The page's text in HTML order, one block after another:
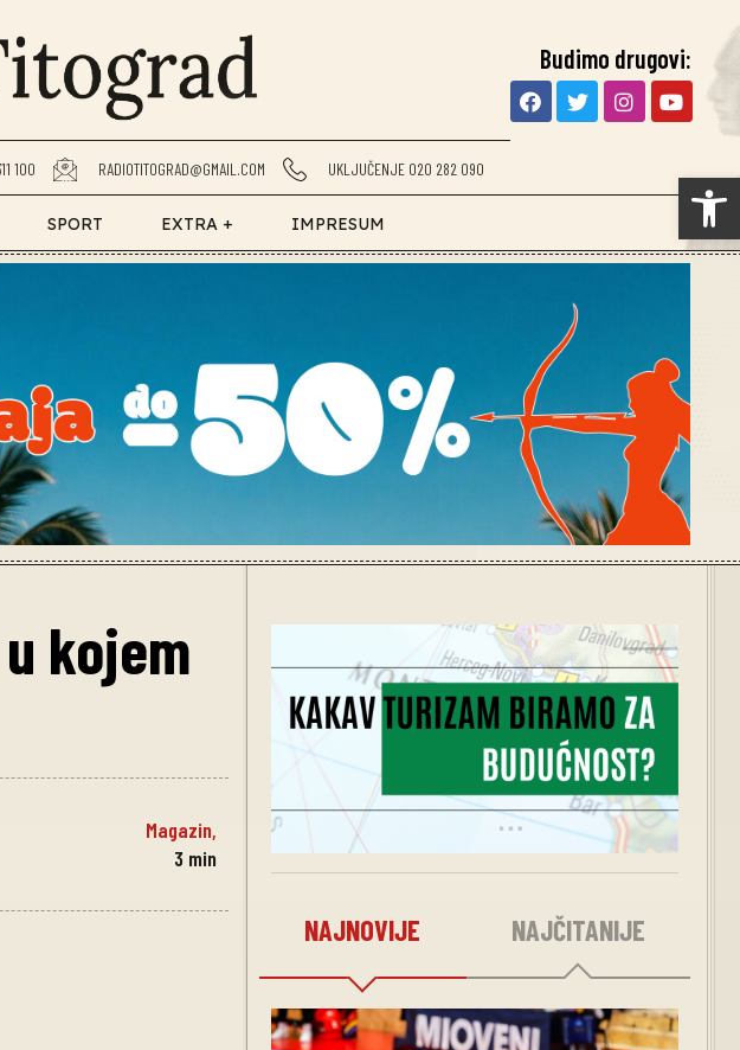
100 RADIOTITOGRAD@GMAIL.COM UKLJUČENJE 020 282 090
Budimo drugovi:
SPORT EXTRA + IMPRESUM
kojem
Magazin,
3 min
NAJNOVIJE NAJČITANIJE